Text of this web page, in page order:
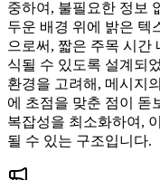
중하여, 불필요한 정보
두운 배경 위에 밝은 텍
으로써, 짧은 주목 시간
식될 수 있도록 설계되
환경을 고려해, 메시지
에 초점을 맞춘 점이 돋
복잡성을 최소화하여,
될 수 있는 구조입니다.